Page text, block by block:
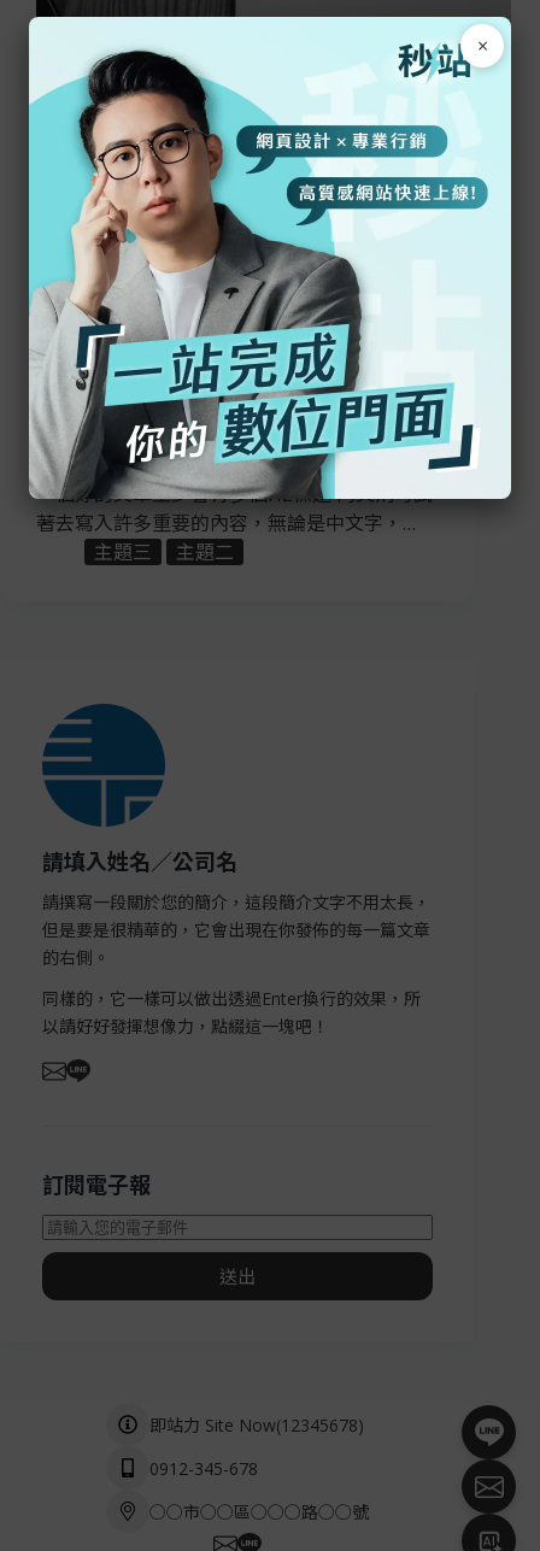
2023-10-07
測試文章一
一個好的文章至少會有多個H2標題 內文則可試
著去寫入許多重要的內容，無論是中文字，…
主題三
主題二
請填入姓名／公司名
請撰寫一段關於您的簡介，這段簡介文字不用太長，
但是要是很精華的，它會出現在你發佈的每一篇文章
的右側。
同樣的，它一樣可以做出透過Enter換行的效果，所
以請好好發揮想像力，點綴這一塊吧！
訂閱電子報
送出
即站力 Site Now(12345678)
0912-345-678
○○市○○區○○○路○○號
×